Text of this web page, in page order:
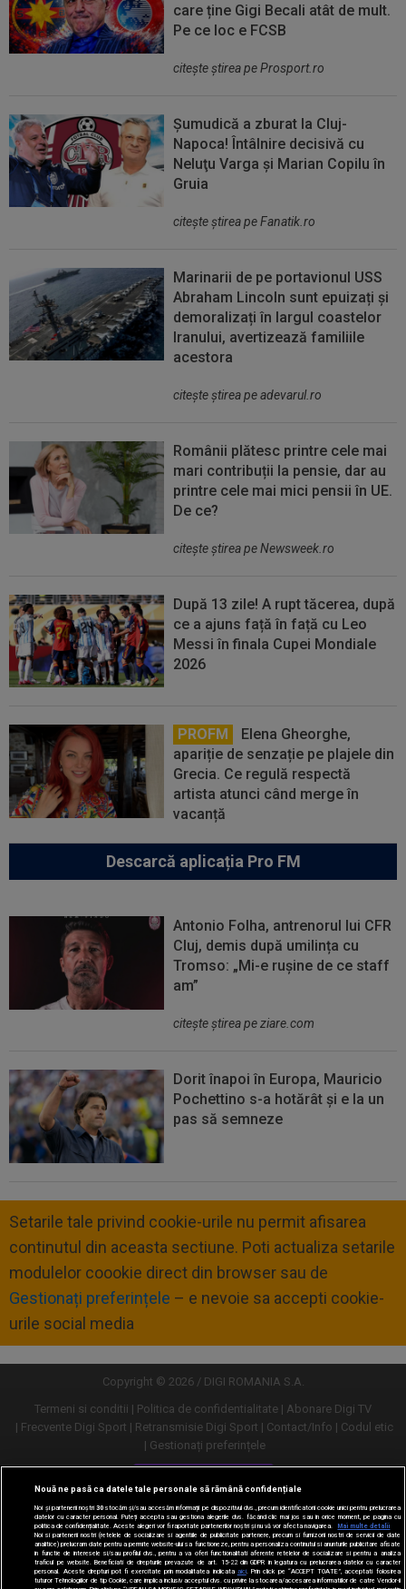
care ține Gigi Becali atât de mult.
Pe ce loc e FCSB
citeşte ştirea pe Prosport.ro
Șumudică a zburat la Cluj-
Napoca! Întâlnire decisivă cu
Neluţu Varga şi Marian Copilu în
Gruia
citeşte ştirea pe Fanatik.ro
Marinarii de pe portavionul USS
Abraham Lincoln sunt epuizați și
demoralizați în largul coastelor
Iranului, avertizează familiile
acestora
citeşte ştirea pe adevarul.ro
Românii plătesc printre cele mai
mari contribuții la pensie, dar au
printre cele mai mici pensii în UE.
De ce?
citeşte ştirea pe Newsweek.ro
După 13 zile! A rupt tăcerea, după
ce a ajuns față în față cu Leo
Messi în finala Cupei Mondiale
2026
PROFM
Elena Gheorghe,
apariție de senzație pe plajele din
Grecia. Ce regulă respectă
artista atunci când merge în
vacanță
Descarcă aplicația Pro FM
Antonio Folha, antrenorul lui CFR
Cluj, demis după umilința cu
Tromso: „Mi-e rușine de ce staff
am”
citeşte ştirea pe ziare.com
Dorit înapoi în Europa, Mauricio
Pochettino s-a hotărât și e la un
pas să semneze
Setarile tale privind cookie-urile nu permit afisarea
continutul din aceasta sectiune. Poti actualiza setarile
modulelor coookie direct din browser sau de
Gestionați preferințele – e nevoie sa accepti cookie-
urile social media
Copyright © 2026 / DIGI ROMANIA S.A.
Termeni si conditii
Politica de confidentialitate
Abonare Digi TV
Frecvente Digi Sport
Retransmisie Digi Sport Contact/Info
Codul etic
Gestionați preferințele
Versiune desktop
Nouă ne pasă ca datele tale personale să rămână confidențiale
Noi și partenerii noștri30stocăm și/sau accesăm informații pe dispozitivul dvs., precum identificatorii cookie unici pentru prelucrarea
datelor cu caracter personal. Puteți accepta sau gestiona alegerile dvs. făcând clic mai jos sau în orice moment, pe pagina cu
politica de confidențialitate. Aceste alegeri vor fi raportate partenerilor noștri și nu vă vor afecta navigarea.
Mai multe detalii
Noi si partenerii nostri (retelele de socializare si agentiile de publicitate partenere, precum si furnizorii nostri de servicii de date
analitice) prelucram date pentru a permite website-ului sa functioneze, pentru a personaliza continutul si anunturile publicitare afisate
in functie de interesele si/sau profilul dvs., pentru a va oferi functionalitati aferente retelelor de socializare si pentru a analiza
traficul pe website. Beneficiati de drepturile prevazute de art. 15-22 din GDPR in legatura cu prelucrarea datelor cu caracter
personal. Aceste drepturi pot fi exercitate prin modalitatea indicata aici. Prin click pe “ACCEPT TOATE”, acceptati folosirea
tuturor Tehnologiilor de tip Cookie, care implica inclusiv acceptul dvs. cu privire la stocarea/accesarea informatiilor de catre Vendor-ii